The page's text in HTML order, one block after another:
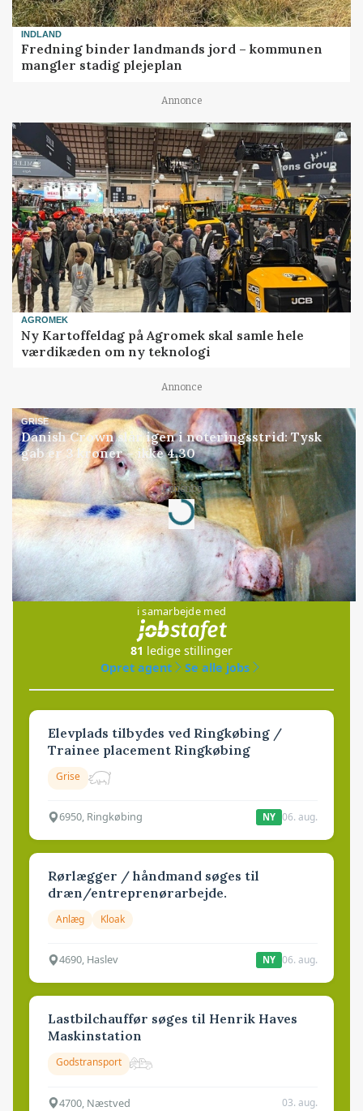
INDLAND
Fredning binder landmands jord – kommunen
mangler stadig plejeplan
Annonce
AGROMEK
Ny Kartoffeldag på Agromek skal samle hele
værdikæden om ny teknologi
Annonce
GRISE
Danish Crown slår igen i noteringsstrid: Tysk
gab er 3 kroner – ikke 4,30
Annonce
Loading...
Jobs
i samarbejde med
81 ledige stillinger
Opret agent
Se alle jobs
Elevplads tilbydes ved Ringkøbing /
Trainee placement Ringkøbing
Grise
6950, Ringkøbing NY 06. aug.
Rørlægger / håndmand søges til
dræn/entreprenørarbejde.
Anlæg Kloak
4690, Haslev NY 06. aug.
Lastbilchauffør søges til Henrik Haves
Maskinstation
Godstransport
4700, Næstved 03. aug.